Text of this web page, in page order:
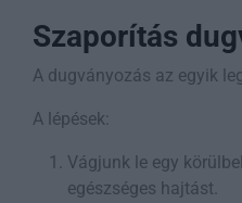
Szaporítás
A dugványozás az egyik
A lépések:
Vágjunk le egy
egészséges hajtást.